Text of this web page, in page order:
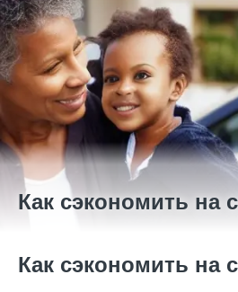
Как сэкономить на
Как сэкономить на